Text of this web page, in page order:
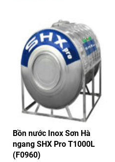
Bồn nước Inox Sơn Hà
ngang SHX Pro T1000L
(F0960)